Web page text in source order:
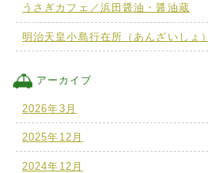
うさぎカフェ／浜田醤油・醤油蔵
明治天皇小島行在所（あんざいしょ）
アーカイブ
2026年3月
2025年12月
2024年12月